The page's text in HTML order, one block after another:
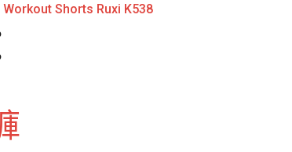
Workout Shorts Ruxi K538